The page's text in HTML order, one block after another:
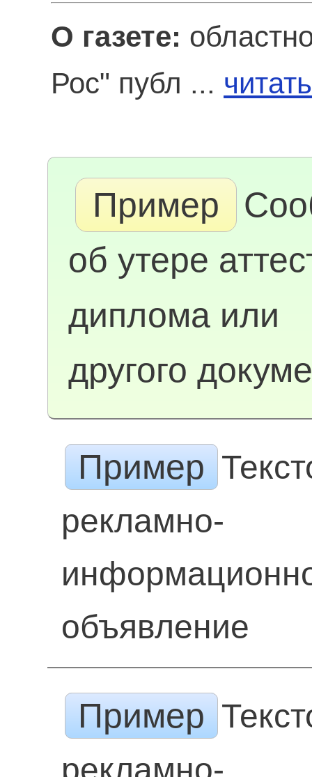
О газете:
Рос" публ ... читать
Пример
об утере
диплома или
другого
Пример
рекламно-
объявление
Пример